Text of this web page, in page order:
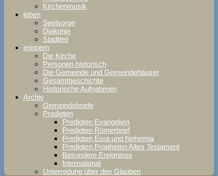
Kirchenmusik
leben
Seelsorge
Diakonie
Stadtteil
erinnern
Die Kirche
Personen historisch
Die Gemeinde und Gemeindehäuser
Gesamtgeschichte
Historische Aufnahmen
Archiv
Gemeindebriefe
Predigten
Predigten Evangelien
Predigten Römerbrief
Predigten Esra und Nehemia
Predigten Propheten Altes Testament
Besondere Ereignisse
International
Unterredung über den Glauben